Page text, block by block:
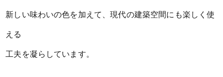
新しい味わいの色を加えて、現代の建築空間にも楽しく使
える
工夫を凝らしています。